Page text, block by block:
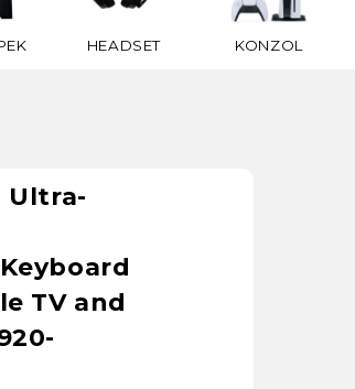
HEADSET KONZOL
Ultra-
TV and